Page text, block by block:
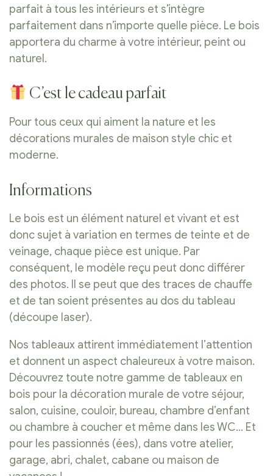
parfait à tous les intérieurs et s’intègre
parfaitement dans n’importe quelle pièce. Le bois
apportera du charme à votre intérieur, peint ou
naturel.
C’est le cadeau parfait
Pour tous ceux qui aiment la nature et les
décorations murales de maison style chic et
moderne.
Informations
Le bois est un élément naturel et vivant et est
donc sujet à variation en termes de teinte et de
veinage, chaque pièce est unique. Par
conséquent, le modèle reçu peut donc différer
des photos. Il se peut que des traces de chauffe
et de tan soient présentes au dos du tableau
(découpe laser).
Nos tableaux attirent immédiatement l’attention
et donnent un aspect chaleureux à votre maison.
Découvrez toute notre gamme de tableaux en
bois pour la décoration murale de votre séjour,
salon, cuisine, couloir, bureau, chambre d’enfant
ou chambre à coucher et même dans les WC… Et
pour les passionnés (ées), dans votre atelier,
garage, abri, chalet, cabane ou maison de